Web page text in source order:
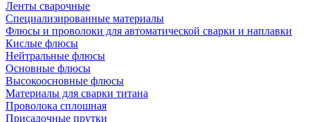
Ленты сварочные
Специализированные материалы
Флюсы и проволоки для автоматической сварки и наплавки
Кислые флюсы
Нейтральные флюсы
Основные флюсы
Высокоосновные флюсы
Материалы для сварки титана
Проволока сплошная
Присадочные прутки